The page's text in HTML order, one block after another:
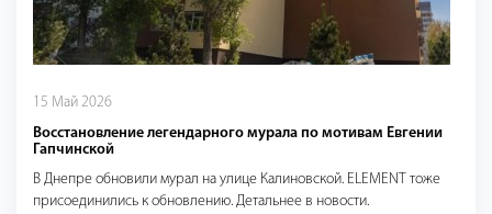
15 Май 2026
Восстановление легендарного мурала по мотивам Евгении
Гапчинской
В Днепре обновили мурал на улице Калиновской. ELEMENT тоже
присоединились к обновлению. Детальнее в новости.